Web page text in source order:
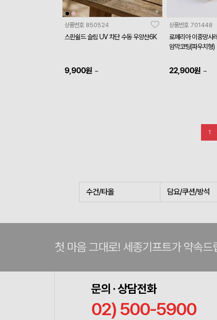
상품번호 850524
스핀쉴드 슬림 UV 차단 수동 우양산6K
9,900원 ~
상품번호 701448
로페리아 이중망사
암막코팅(파우치형)
22,900원 ~
1
수건/타올 담요/쿠션/방석
첫 마음 그대로! 세종기프트가 약속드
문의 · 상담전화
02) 500-5900